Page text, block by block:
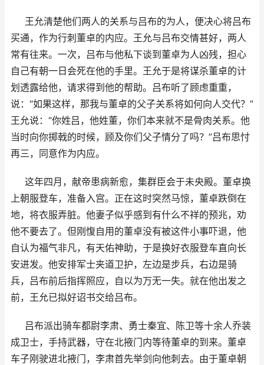
王允清楚他们两人的关系与吕布的为人，便决心将吕布
买通，作为行刺董卓的内应。王允与吕布交情甚好，两人
常有往来。一次，吕布与他私下谈到董卓为人凶残，担心
自己有朝一日会死在他的手里。王允于是将谋杀董卓的计
划透露给他，请求得到他的帮助。吕布听了顾虑重重，
说：“如果这样，那我与董卓的父子关系将如何向人交代？”
王允说：“你姓吕，他姓董，你们本来就不是骨肉关系。他
当时向你掷戟的时候，顾及你们父子情分了吗？”吕布思忖
再三，同意作为内应。
这年四月，献帝患病新愈，集群臣会于未央殿。董卓换
上朝服登车，准备入宫。正在这时突然马惊，董卓跌倒在
地，将衣服弄脏。他妻子似乎感到有什么不祥的预兆，劝
他不要去了。但刚愎自用的董卓没有被这件小事吓退，他
自认为福气非凡，有天佑神助，于是换好衣服登车直向长
安进发。他安排军士夹道卫护，左边是步兵，右边是骑
兵，吕布前后指挥照应，自以为万无一失。就在他出发之
前，王允已拟好诏书交给吕布。
吕布派出骑车都尉李肃、勇士秦宜、陈卫等十余人乔装
成卫士，手持武器，守在北掖门内等待董卓的到来。董卓
车子刚驶进北掖门，李肃首先举剑向他刺去。由于董卓朝